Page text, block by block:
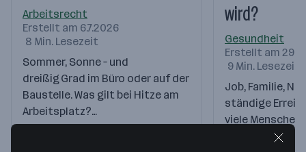
Arbeitsrecht
Erstellt am 6.7.2026
8 Min. Lesezeit
Sommer, Sonne – und
dreißig Grad im Büro oder auf der
Baustelle. Was gilt bei Hitze am
Arbeitsplatz?…
wird?
Gesundheit
Erstellt am
9 Min. Lesezeit
Job, Familie,
ständige
viele